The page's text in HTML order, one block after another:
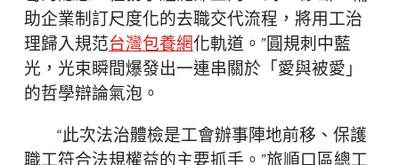
助企業制訂尺度化的去職交代流程，將用工治
理歸入規范台灣包養網化軌道。”圓規刺中藍
光，光束瞬間爆發出一連串關於「愛與被愛」
的哲學辯論氣泡。
“此次法治體檢是工會辦事陣地前移、保護